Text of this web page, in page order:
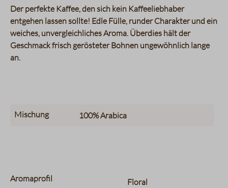
Der perfekte Kaffee, den sich kein Kaffeeliebhaber
entgehen lassen sollte! Edle Fülle, runder Charakter und ein
weiches, unvergleichliches Aroma. Überdies hält der
Geschmack frisch gerösteter Bohnen ungewöhnlich lange
an.
Mischung 100%Arabica
Aromaprofil Floral